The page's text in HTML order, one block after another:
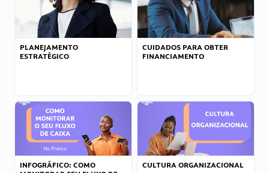
PLANEJAMENTO
ESTRATÉGICO
CUIDADOS PARA OBTER
FINANCIAMENTO
INFOGRÁFICO: COMO
CULTURA ORGANIZACIONAL